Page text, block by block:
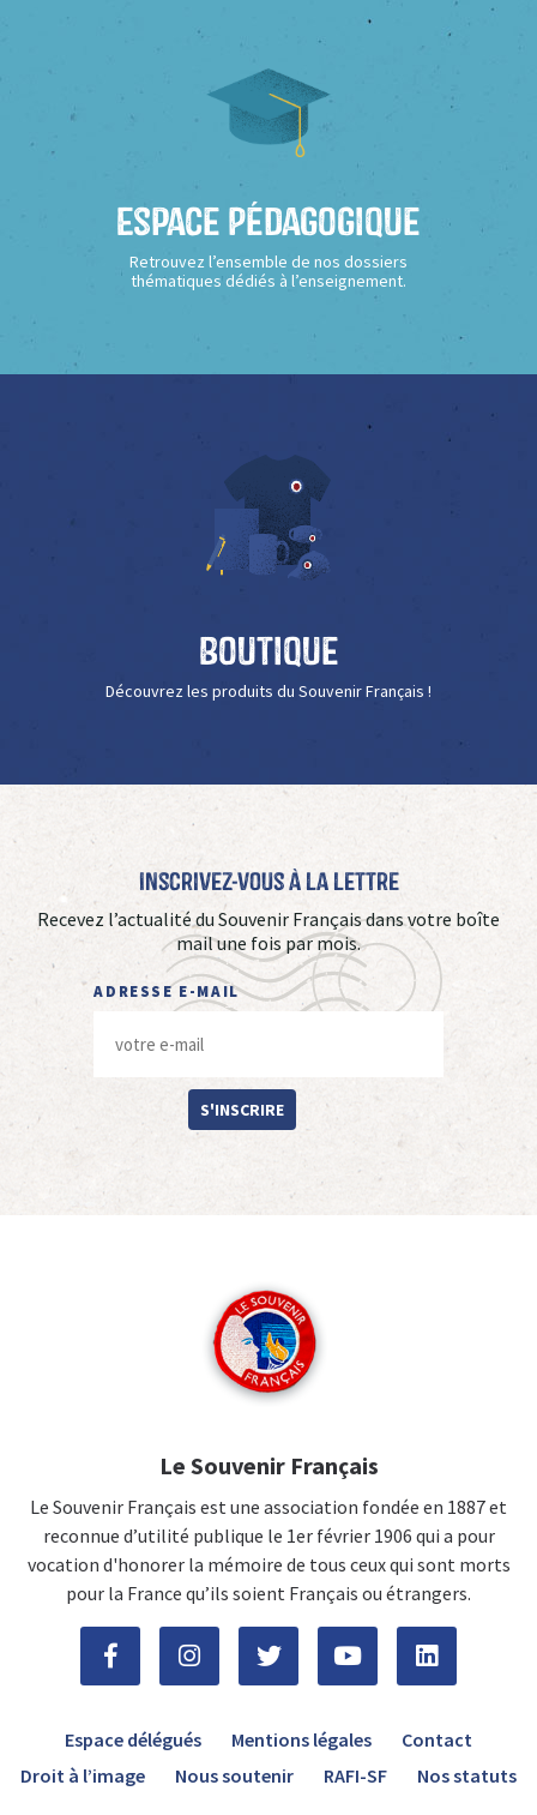
Espace Pédagogique
Retrouvez l’ensemble de nos dossiers
thématiques dédiés à l’enseignement.
Boutique
Découvrez les produits du Souvenir Français !
Inscrivez-vous à La Lettre
Recevez l’actualité du Souvenir Français dans votre boîte
mail une fois par mois.
ADRESSE E-MAIL
S'INSCRIRE
Le Souvenir Français
Le Souvenir Français est une association fondée en 1887 et
reconnue d’utilité publique le 1er février 1906 qui a pour
vocation d'honorer la mémoire de tous ceux qui sont morts
pour la France qu’ils soient Français ou étrangers.
Espace délégués Mentions légales
Contact
Droit à l’image
Nous soutenir RAFI-SF Nos statuts